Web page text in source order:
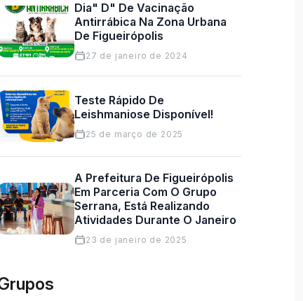
Dia" D" De Vacinação
Antirrábica Na Zona Urbana
De Figueirópolis
27 de janeiro de 2024
Teste Rápido De
Leishmaniose Disponível!
25 de março de 2025
A Prefeitura De Figueirópolis
Em Parceria Com O Grupo
Serrana, Está Realizando
Atividades Durante O Janeiro
23 de janeiro de 2025